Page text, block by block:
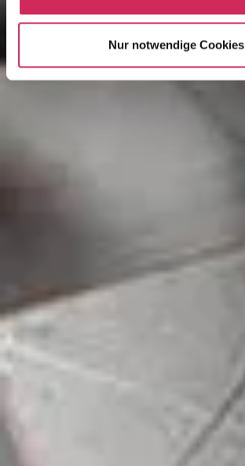
Nur notwendige Cookies